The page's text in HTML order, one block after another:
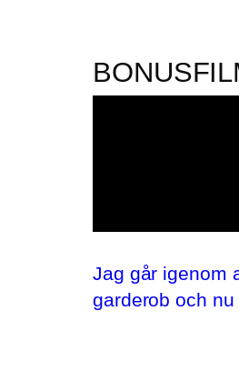
Jag går igenom
garderob och